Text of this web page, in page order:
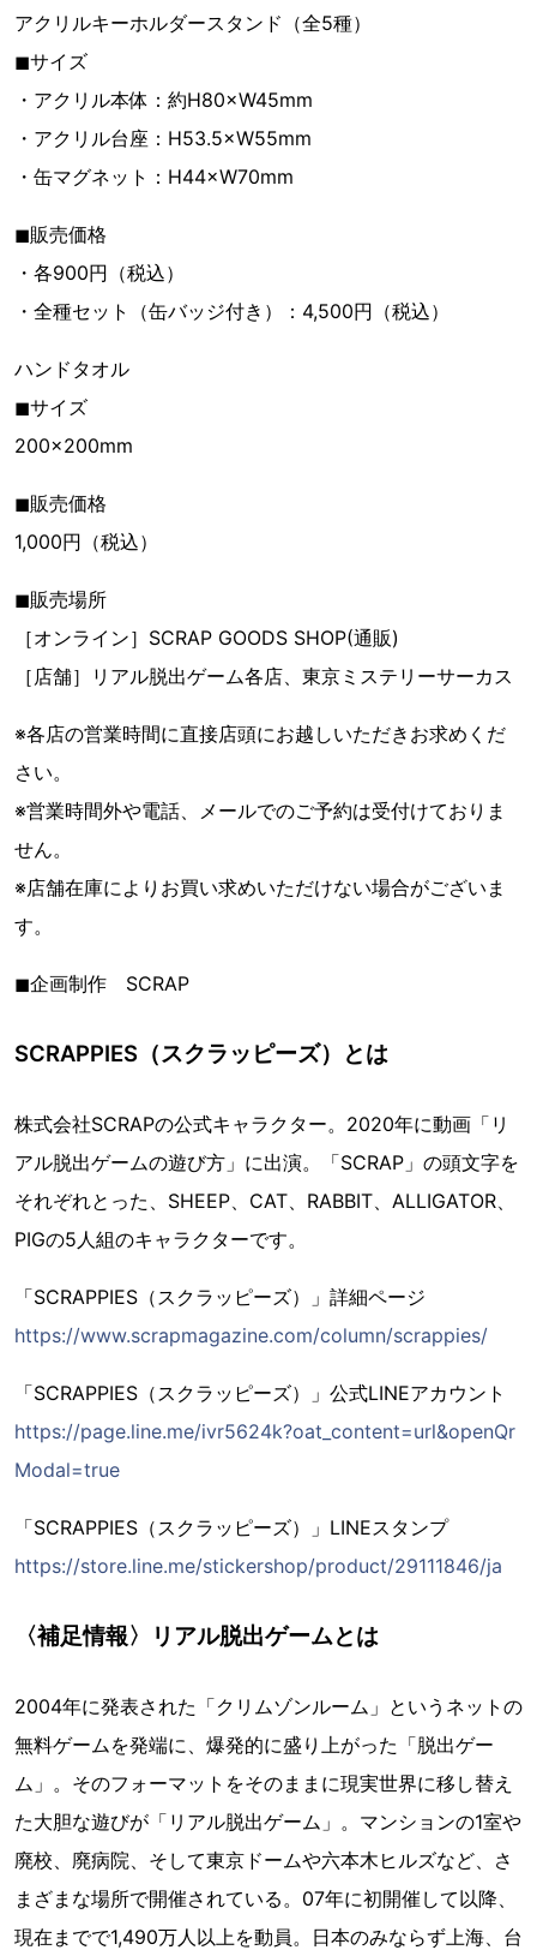
アクリルキーホルダースタンド（全5種）
◼︎サイズ
・アクリル本体：約H80×W45mm
・アクリル台座：H53.5×W55mm
・缶マグネット：H44×W70mm
◼︎販売価格
・各900円（税込）
・全種セット（缶バッジ付き）：4,500円（税込）
ハンドタオル
◼︎サイズ
200×200mm
◼︎販売価格
1,000円（税込）
◼︎販売場所
［オンライン］SCRAP GOODS SHOP(通販)
［店舗］リアル脱出ゲーム各店、東京ミステリーサーカス
※各店の営業時間に直接店頭にお越しいただきお求めくだ
さい。
※営業時間外や電話、メールでのご予約は受付けておりま
せん。
※店舗在庫によりお買い求めいただけない場合がございま
す。
◼︎企画制作 SCRAP
SCRAPPIES（スクラッピーズ）とは
株式会社SCRAPの公式キャラクター。2020年に動画「リ
アル脱出ゲームの遊び方」に出演。「SCRAP」の頭文字を
それぞれとった、SHEEP、CAT、RABBIT、ALLIGATOR、
PIGの5人組のキャラクターです。
「SCRAPPIES（スクラッピーズ）」詳細ページ
https://www.scrapmagazine.com/column/scrappies/
「SCRAPPIES（スクラッピーズ）」公式LINEアカウント
https://page.line.me/ivr5624k?oat_content=url&openQr
Modal=true
「SCRAPPIES（スクラッピーズ）」LINEスタンプ
https://store.line.me/stickershop/product/29111846/ja
〈補足情報〉リアル脱出ゲームとは
2004年に発表された「クリムゾンルーム」というネットの
無料ゲームを発端に、爆発的に盛り上がった「脱出ゲー
ム」。そのフォーマットをそのままに現実世界に移し替え
た大胆な遊びが「リアル脱出ゲーム」。マンションの1室や
廃校、廃病院、そして東京ドームや六本木ヒルズなど、さ
まざまな場所で開催されている。07年に初開催して以降、
現在までで1,490万人以上を動員。日本のみならず上海、台